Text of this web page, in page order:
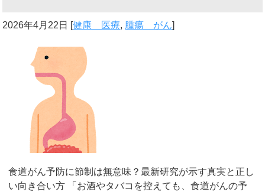
2026年4月22日 [健康 医療, 腫瘍 がん]
食道がん予防に節制は無意味？最新研究が示す真実と正し
い向き合い方 「お酒やタバコを控えても、食道がんの予